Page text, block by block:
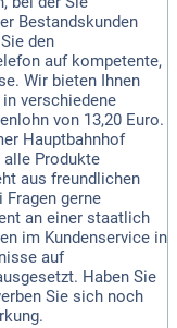
Bestandskunden
den
auf kompetente,
Wir bieten Ihnen
verschiedene
von 13,20 Euro.
Hauptbahnhof
alle Produkte
aus freundlichen
Fragen gerne
an einer staatlich
im Kundenservice in
auf
Haben Sie
Sie sich noch